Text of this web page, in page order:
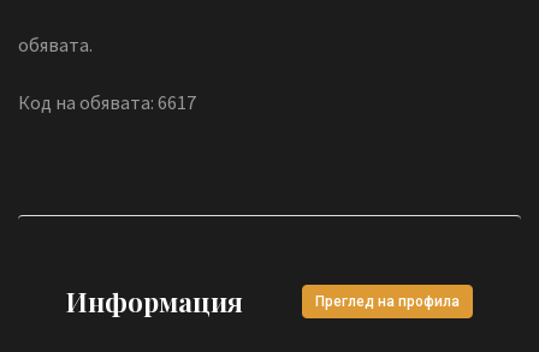
обявата.
Код на обявата: 6617
Информация Преглед на профила